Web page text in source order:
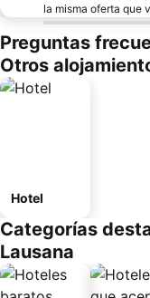
la misma oferta que
Preguntas
Otros
Hotel
Categorías
Lausana